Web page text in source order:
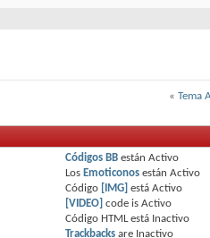
« Tema
Códigos BBestán Activo
Los Emoticonosestán Activo
Código
[IMG] está Activo
[VIDEO] code is Activo
Código HTML está Inactivo
Trackbacksare Inactivo